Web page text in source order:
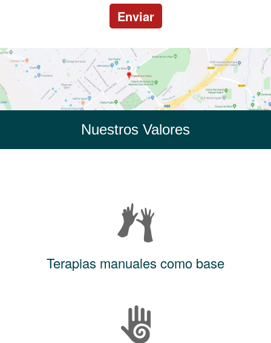
Enviar
Nuestros Valores
Terapias manuales como base